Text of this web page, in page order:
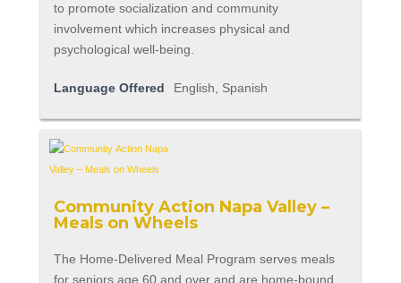
to promote socialization and community
involvement which increases physical and
psychological well-being.
Language Offered English, Spanish
Community Action Napa Valley –
Meals on Wheels
The Home-Delivered Meal Program serves meals
for seniors age 60 and over and are home-bound